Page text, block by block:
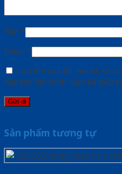
Tên *
Email *
Lưu tên của tôi, email, và
này cho lần bình luận kế tiếp
Sản phẩm tương tự